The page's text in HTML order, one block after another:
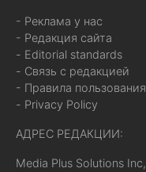
- Реклама у нас
- Редакция сайта
- Editorial standards
- Связь с редакцией
- Правила пользования
- Privacy Policy
АДРЕС РЕДАКЦИИ:
Media Plus Solutions Inc,